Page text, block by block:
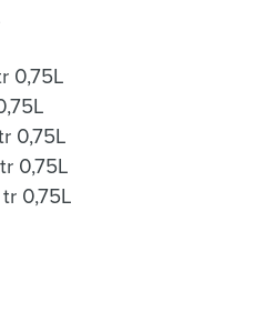
0,75L
Riesling QbA Blütenserie tr 0,75L
0,75L
0,75L
0,75L